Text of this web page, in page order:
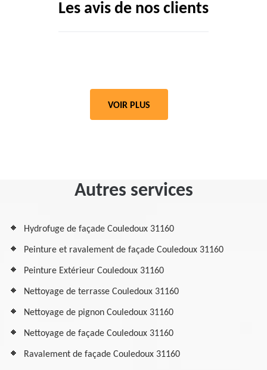
Les avis de nos clients
VOIR PLUS
Autres services
Hydrofuge de façade Couledoux 31160
Peinture et ravalement de façade Couledoux 31160
Peinture Extérieur Couledoux 31160
Nettoyage de terrasse Couledoux 31160
Nettoyage de pignon Couledoux 31160
Nettoyage de façade Couledoux 31160
Ravalement de façade Couledoux 31160